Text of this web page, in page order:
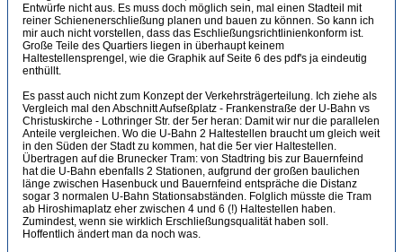
Entwürfe nicht aus. Es muss doch möglich sein, mal einen Stadteil mit
reiner Schienenerschließung planen und bauen zu können. So kann ich
mir auch nicht vorstellen, dass das Eschließungsrichtlinienkonform ist.
Große Teile des Quartiers liegen in überhaupt keinem
Haltestellensprengel, wie die Graphik auf Seite 6 des pdf's ja eindeutig
enthüllt.
Es passt auch nicht zum Konzept der Verkehrsträgerteilung. Ich ziehe als
Vergleich mal den Abschnitt Aufseßplatz - Frankenstraße der U-Bahn vs
Christuskirche - Lothringer Str. der 5er heran: Damit wir nur die parallelen
Anteile vergleichen. Wo die U-Bahn 2 Haltestellen braucht um gleich weit
in den Süden der Stadt zu kommen, hat die 5er vier Haltestellen.
Übertragen auf die Brunecker Tram: von Stadtring bis zur Bauernfeind
hat die U-Bahn ebenfalls 2 Stationen, aufgrund der großen baulichen
länge zwischen Hasenbuck und Bauernfeind entspräche die Distanz
sogar 3 normalen U-Bahn Stationsabständen. Folglich müsste die Tram
ab Hiroshimaplatz eher zwischen 4 und 6 (!) Haltestellen haben.
Zumindest, wenn sie wirklich Erschließungsqualität haben soll.
Hoffentlich ändert man da noch was.